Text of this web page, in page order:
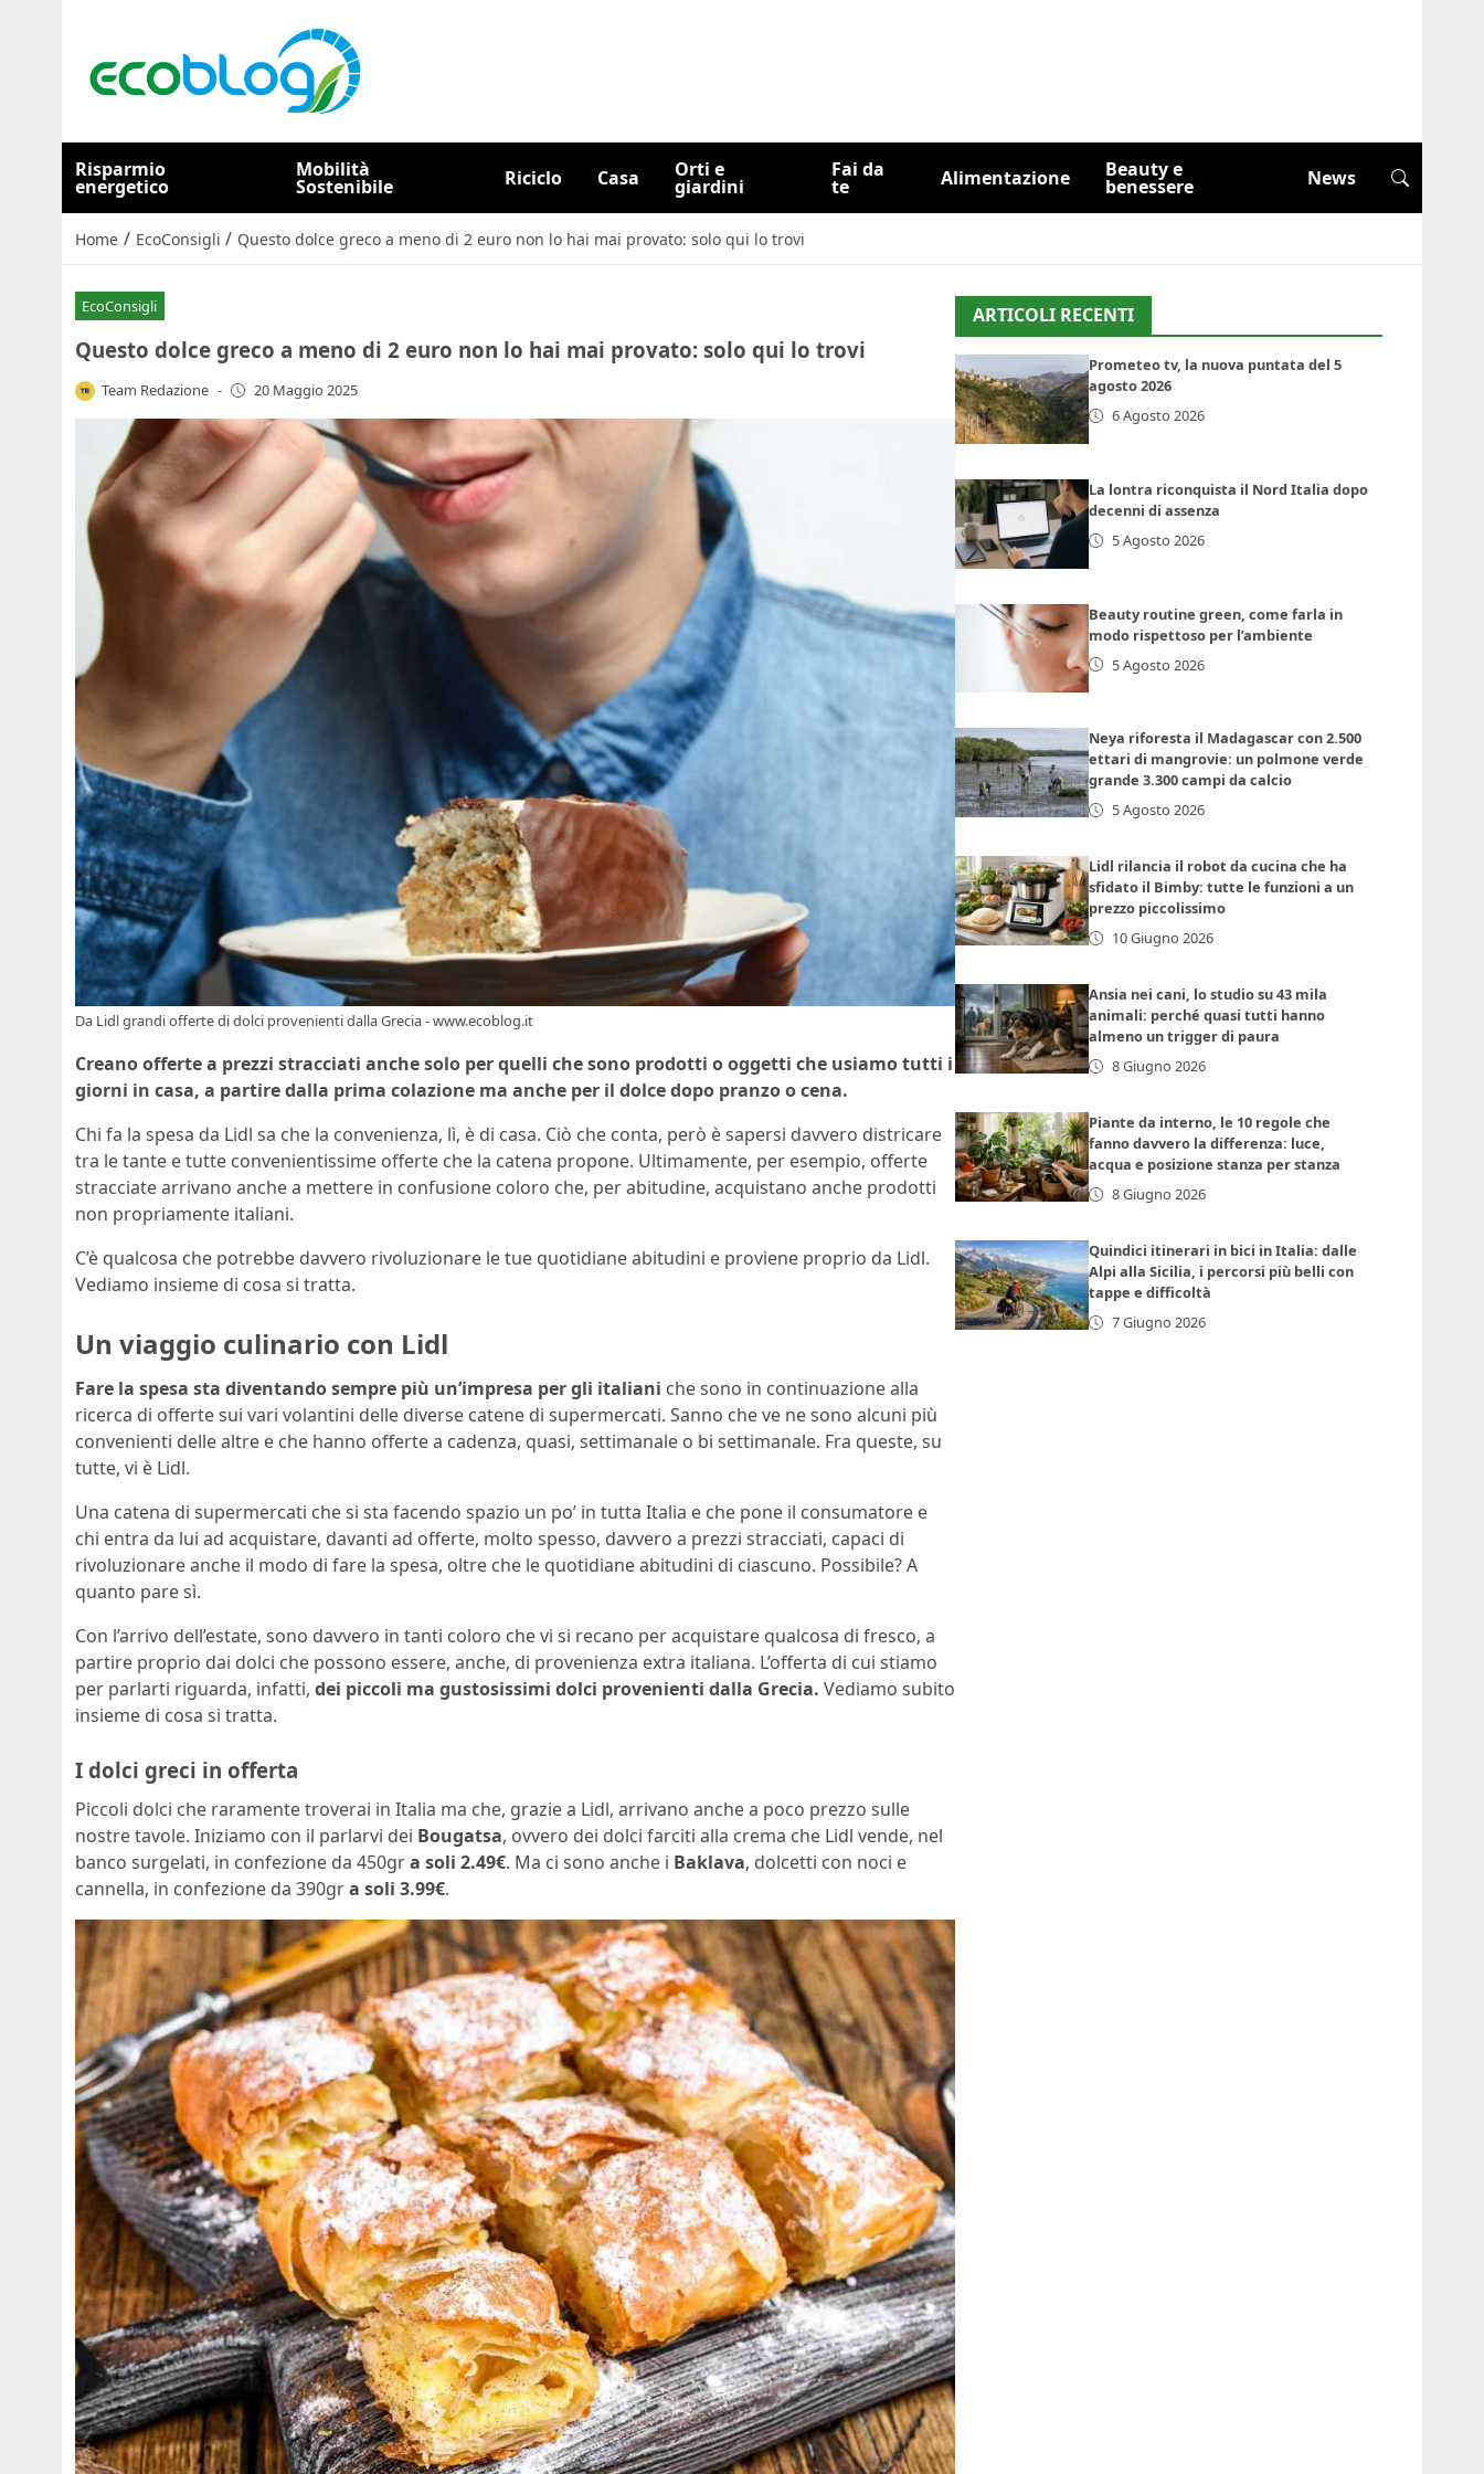
Risparmio
energetico
Mobilità
Sostenibile Riciclo Casa Orti e
giardini
Fai da
te Alimentazione Beauty e
benessere News
Home / EcoConsigli / Questo dolce greco a meno di 2 euro non lo hai mai provato: solo qui lo trovi
EcoConsigli
Questo dolce greco a meno di 2 euro non lo hai mai provato: solo qui lo trovi
Team Redazione - 20 Maggio 2025
Da Lidl grandi offerte di dolci provenienti dalla Grecia - www.ecoblog.it
Creano offerte a prezzi stracciati anche solo per quelli che sono prodotti o oggetti che usiamo tutti i
giorni in casa, a partire dalla prima colazione ma anche per il dolce dopo pranzo o cena.
Chi fa la spesa da Lidl sa che la convenienza, lì, è di casa. Ciò che conta, però è sapersi davvero districare
tra le tante e tutte convenientissime offerte che la catena propone. Ultimamente, per esempio, offerte
stracciate arrivano anche a mettere in confusione coloro che, per abitudine, acquistano anche prodotti
non propriamente italiani.
C’è qualcosa che potrebbe davvero rivoluzionare le tue quotidiane abitudini e proviene proprio da Lidl.
Vediamo insieme di cosa si tratta.
Un viaggio culinario con Lidl
Fare la spesa sta diventando sempre più un’impresa per gli italiani che sono in continuazione alla
ricerca di offerte sui vari volantini delle diverse catene di supermercati. Sanno che ve ne sono alcuni più
convenienti delle altre e che hanno offerte a cadenza, quasi, settimanale o bi settimanale. Fra queste, su
tutte, vi è Lidl.
Una catena di supermercati che si sta facendo spazio un po’ in tutta Italia e che pone il consumatore e
chi entra da lui ad acquistare, davanti ad offerte, molto spesso, davvero a prezzi stracciati, capaci di
rivoluzionare anche il modo di fare la spesa, oltre che le quotidiane abitudini di ciascuno. Possibile? A
quanto pare sì.
Con l’arrivo dell’estate, sono davvero in tanti coloro che vi si recano per acquistare qualcosa di fresco, a
partire proprio dai dolci che possono essere, anche, di provenienza extra italiana. L’offerta di cui stiamo
per parlarti riguarda, infatti, dei piccoli ma gustosissimi dolci provenienti dalla Grecia. Vediamo subito
insieme di cosa si tratta.
I dolci greci in offerta
Piccoli dolci che raramente troverai in Italia ma che, grazie a Lidl, arrivano anche a poco prezzo sulle
nostre tavole. Iniziamo con il parlarvi dei Bougatsa, ovvero dei dolci farciti alla crema che Lidl vende, nel
banco surgelati, in confezione da 450gra soli 2.49€. Ma ci sono anche i Baklava, dolcetti con noci e
cannella, in confezione da 390gra soli 3.99€.
ARTICOLI RECENTI
Prometeo tv, la nuova puntata del 5
agosto 2026
6 Agosto 2026
La lontra riconquista il Nord Italia dopo
decenni di assenza
5 Agosto 2026
Beauty routine green, come farla in
modo rispettoso per l’ambiente
5 Agosto 2026
Neya riforesta il Madagascar con 2.500
ettari di mangrovie: un polmone verde
grande 3.300 campi da calcio
5 Agosto 2026
Lidl rilancia il robot da cucina che ha
sfidato il Bimby: tutte le funzioni a un
prezzo piccolissimo
10 Giugno 2026
Ansia nei cani, lo studio su 43 mila
animali: perché quasi tutti hanno
almeno un trigger di paura
8 Giugno 2026
Piante da interno, le 10 regole che
fanno davvero la differenza: luce,
acqua e posizione stanza per stanza
8 Giugno 2026
Quindici itinerari in bici in Italia: dalle
Alpi alla Sicilia, i percorsi più belli con
tappe e difficoltà
7 Giugno 2026